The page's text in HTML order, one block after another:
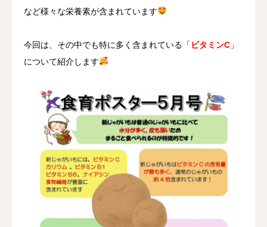
など様々な栄養素が含まれています
今回は、その中でも特に多く含まれている「 ビタミンC 」
について紹介します